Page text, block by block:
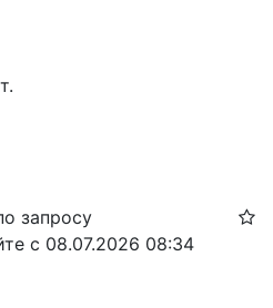
запросу
с 08.07.2026 08:34